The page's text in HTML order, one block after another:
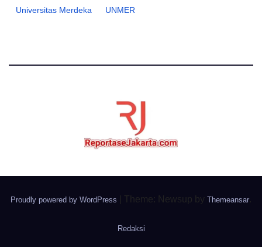
Universitas Merdeka UNMER
Proudly powered by WordPress Theme: Newsup by Themeansar.
Redaksi